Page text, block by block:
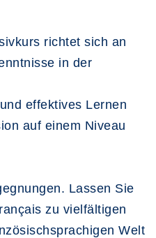
richtet sich an
in der
effektives Lernen
auf einem Niveau
Lassen Sie
zu vielfältigen
Welt